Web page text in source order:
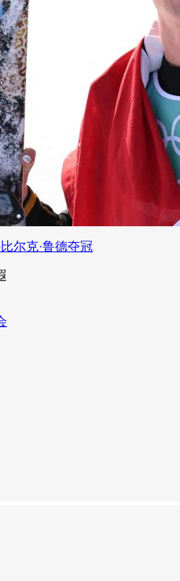
尔克·鲁德夺冠